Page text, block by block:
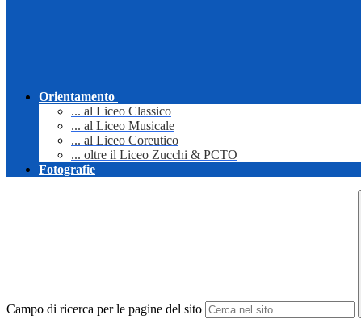
Orientamento
... al Liceo Classico
... al Liceo Musicale
... al Liceo Coreutico
... oltre il Liceo Zucchi & PCTO
Fotografie
Campo di ricerca per le pagine del sito